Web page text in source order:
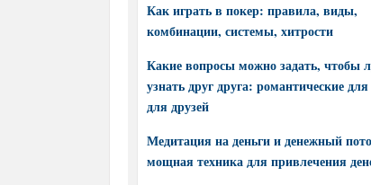
Как играть в покер: правила, виды,
комбинации, системы, хитрости
Какие вопросы можно задать, чтобы
узнать друг друга: романтические
для друзей
Медитация на деньги и денежный
мощная техника для привлечения